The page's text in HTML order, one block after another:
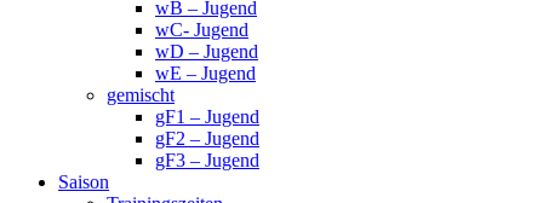
wB – Jugend
wC- Jugend
wD – Jugend
wE – Jugend
gemischt
gF1 – Jugend
gF2 – Jugend
gF3 – Jugend
Saison